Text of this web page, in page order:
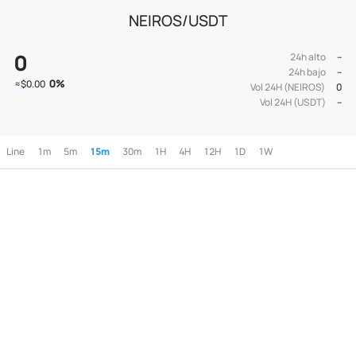
NEIROS/USDT
0
≈$0.00 0%
24h alto
--
24h bajo
--
Vol 24H (NEIROS)
0
Vol 24H (USDT)
--
Line 1m 5m 15m 30m 1H 4H 12H 1D 1W